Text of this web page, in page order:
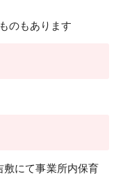
のもあります
にて事業所内保育